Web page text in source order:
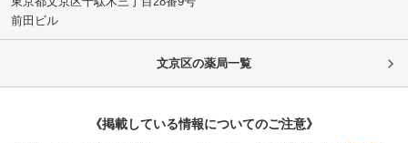
前田ビル
文京区の薬局一覧
《掲載している情報についてのご注意》